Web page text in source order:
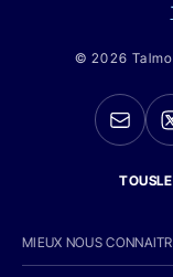
© 2026
MIEUX NOUS